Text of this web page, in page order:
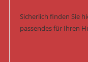
Sicherlich finden Sie
passendes für Ihren